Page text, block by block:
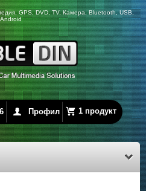
GPS, DVD, TV, Камера, Bluetooth, USB,
Android
Профил 1 продукт